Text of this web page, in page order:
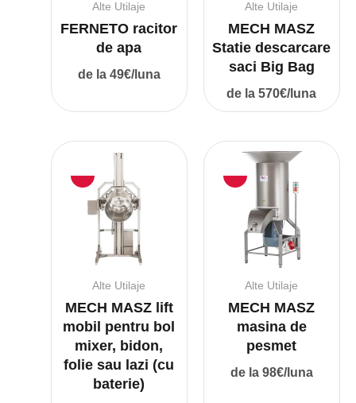
Alte Utilaje
FERNETO racitor
de apa
de la 49€/luna
Alte Utilaje
MECH MASZ
Statie descarcare
saci Big Bag
de la 570€/luna
Alte Utilaje
MECH MASZ lift
mobil pentru bol
mixer, bidon,
folie sau lazi (cu
baterie)
Alte Utilaje
MECH MASZ
masina de
pesmet
de la 98€/luna